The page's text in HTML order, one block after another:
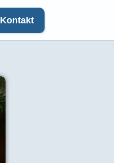
Kontakt